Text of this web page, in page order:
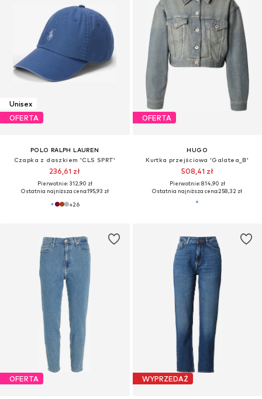
Unisex
OFERTA
POLO RALPH LAUREN
Czapka z daszkiem 'CLS SPRT'
236,61 zł
Pierwotnie: 312,90 zł
Ostatnia najniższa cena:195,93 zł
+26
OFERTA
HUGO
Kurtka przejściowa 'Galatea_B'
508,41 zł
Pierwotnie: 814,90 zł
Ostatnia najniższa cena:258,32 zł
OFERTA WYPRZEDAŻ